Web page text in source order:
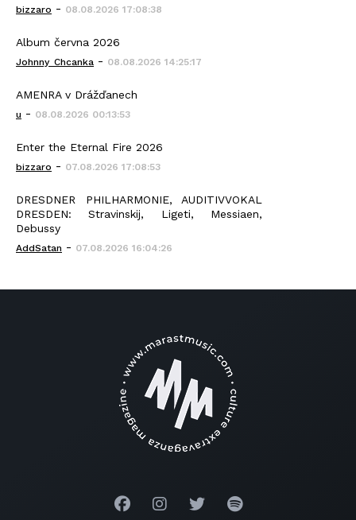
bizzaro - 08.08.2026 17:08:38
Album června 2026
Johnny_Chcanka - 08.08.2026 14:25:17
AMENRA v Drážďanech
u - 08.08.2026 00:13:53
Enter the Eternal Fire 2026
bizzaro - 07.08.2026 17:08:53
DRESDNER PHILHARMONIE, AUDITIVVOKAL
DRESDEN: Stravinskij, Ligeti, Messiaen,
Debussy
AddSatan - 07.08.2026 16:04:26